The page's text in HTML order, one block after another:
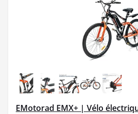
EMotorad EMX+ | Vélo